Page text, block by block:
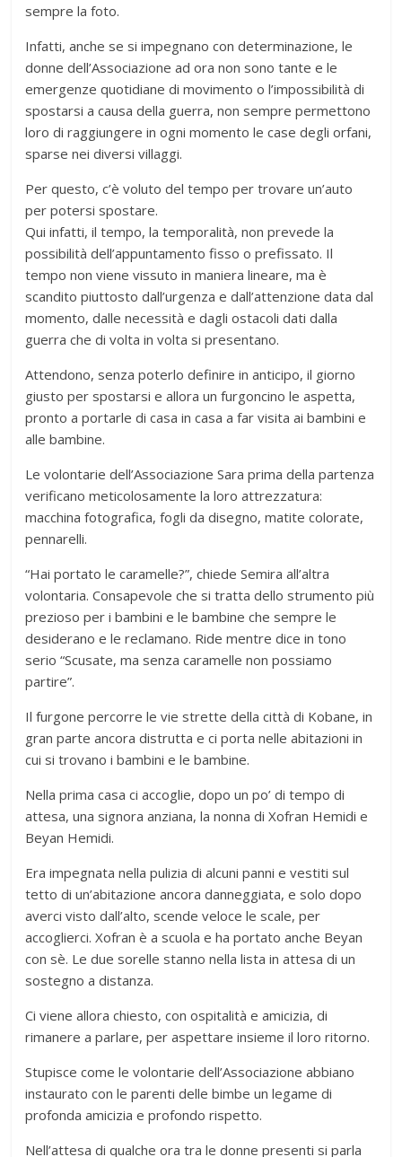
sempre la foto.
Infatti, anche se si impegnano con determinazione, le
donne dell’Associazione ad ora non sono tante e le
emergenze quotidiane di movimento o l’impossibilità di
spostarsi a causa della guerra, non sempre permettono
loro di raggiungere in ogni momento le case degli orfani,
sparse nei diversi villaggi.
Per questo, c’è voluto del tempo per trovare un’auto
per potersi spostare.
Qui infatti, il tempo, la temporalità, non prevede la
possibilità dell’appuntamento fisso o prefissato. Il
tempo non viene vissuto in maniera lineare, ma è
scandito piuttosto dall’urgenza e dall’attenzione data dal
momento, dalle necessità e dagli ostacoli dati dalla
guerra che di volta in volta si presentano.
Attendono, senza poterlo definire in anticipo, il giorno
giusto per spostarsi e allora un furgoncino le aspetta,
pronto a portarle di casa in casa a far visita ai bambini e
alle bambine.
Le volontarie dell’Associazione Sara prima della partenza
verificano meticolosamente la loro attrezzatura:
macchina fotografica, fogli da disegno, matite colorate,
pennarelli.
“Hai portato le caramelle?”, chiede Semira all’altra
volontaria. Consapevole che si tratta dello strumento più
prezioso per i bambini e le bambine che sempre le
desiderano e le reclamano. Ride mentre dice in tono
serio “Scusate, ma senza caramelle non possiamo
partire”.
Il furgone percorre le vie strette della città di Kobane, in
gran parte ancora distrutta e ci porta nelle abitazioni in
cui si trovano i bambini e le bambine.
Nella prima casa ci accoglie, dopo un po’ di tempo di
attesa, una signora anziana, la nonna di Xofran Hemidi e
Beyan Hemidi.
Era impegnata nella pulizia di alcuni panni e vestiti sul
tetto di un’abitazione ancora danneggiata, e solo dopo
averci visto dall’alto, scende veloce le scale, per
accoglierci. Xofran è a scuola e ha portato anche Beyan
con sè. Le due sorelle stanno nella lista in attesa di un
sostegno a distanza.
Ci viene allora chiesto, con ospitalità e amicizia, di
rimanere a parlare, per aspettare insieme il loro ritorno.
Stupisce come le volontarie dell’Associazione abbiano
instaurato con le parenti delle bimbe un legame di
profonda amicizia e profondo rispetto.
Nell’attesa di qualche ora tra le donne presenti si parla